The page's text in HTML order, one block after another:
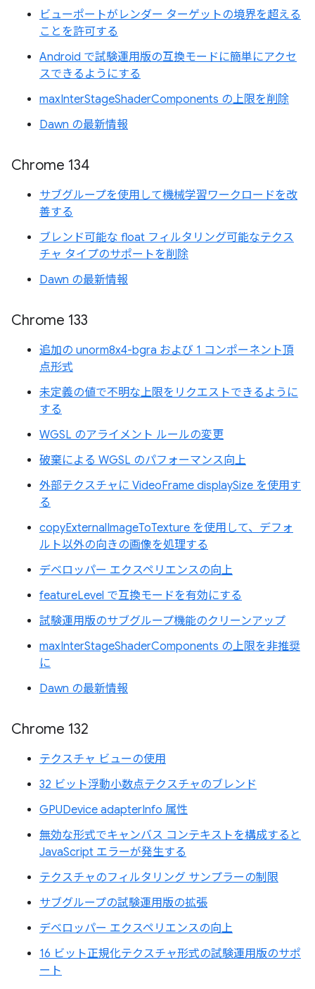
ビューポートがレンダー ターゲットの境界を超える
ことを許可する
Android で試験運用版の互換モードに簡単にアクセ
スできるようにする
maxInterStageShaderComponents の上限を削除
Dawn の最新情報
Chrome 134
サブグループを使用して機械学習ワークロードを改
善する
ブレンド可能な float フィルタリング可能なテクス
チャ タイプのサポートを削除
Dawn の最新情報
Chrome 133
追加の unorm8x4-bgra および 1 コンポーネント頂
点形式
未定義の値で不明な上限をリクエストできるように
する
WGSL のアライメント ルールの変更
破棄による WGSL のパフォーマンス向上
外部テクスチャに VideoFrame displaySize を使用す
る
copyExternalImageToTexture を使用して、デフォ
ルト以外の向きの画像を処理する
デベロッパー エクスペリエンスの向上
featureLevel で互換モードを有効にする
試験運用版のサブグループ機能のクリーンアップ
maxInterStageShaderComponents の上限を非推奨
に
Dawn の最新情報
Chrome 132
テクスチャ ビューの使用
32 ビット浮動小数点テクスチャのブレンド
GPUDevice adapterInfo 属性
無効な形式でキャンバス コンテキストを構成すると
JavaScript エラーが発生する
テクスチャのフィルタリング サンプラーの制限
サブグループの試験運用版の拡張
デベロッパー エクスペリエンスの向上
16 ビット正規化テクスチャ形式の試験運用版のサポ
ート